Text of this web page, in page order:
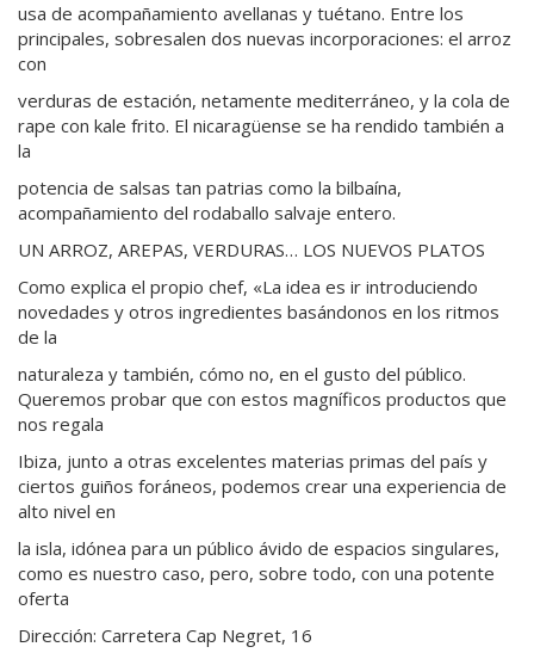
usa de acompañamiento avellanas y tuétano. Entre los
principales, sobresalen dos nuevas incorporaciones: el arroz
con
verduras de estación, netamente mediterráneo, y la cola de
rape con kale frito. El nicaragüense se ha rendido también a
la
potencia de salsas tan patrias como la bilbaína,
acompañamiento del rodaballo salvaje entero.
UN ARROZ, AREPAS, VERDURAS… LOS NUEVOS PLATOS
Como explica el propio chef, «La idea es ir introduciendo
novedades y otros ingredientes basándonos en los ritmos
de la
naturaleza y también, cómo no, en el gusto del público.
Queremos probar que con estos magníficos productos que
nos regala
Ibiza, junto a otras excelentes materias primas del país y
ciertos guiños foráneos, podemos crear una experiencia de
alto nivel en
la isla, idónea para un público ávido de espacios singulares,
como es nuestro caso, pero, sobre todo, con una potente
oferta
Dirección: Carretera Cap Negret, 16